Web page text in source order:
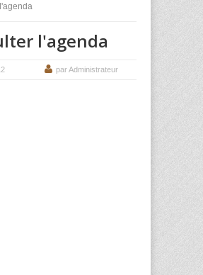
l'agenda
par Administrateur